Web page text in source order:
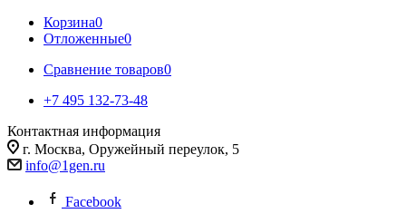
Корзина0
Отложенные0
Сравнение товаров0
+7 495 132-73-48
Контактная информация
г. Москва, Оружейный переулок, 5
info@1gen.ru
Facebook